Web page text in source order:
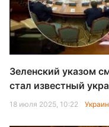
Зеленский указом
стал известный
18 июля 2025, 10:22